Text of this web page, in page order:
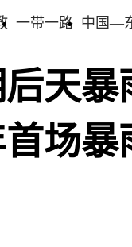
一带一路 中国—
天
场暴